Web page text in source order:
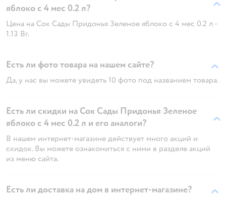
яблоко с 4 мес 0.2 л?
Цена на Сок Сады Придонья Зеленое яблоко с 4 мес 0.2 л -
1.13 Br.
Есть ли фото товара на нашем сайте?
Да, у нас вы можете увидеть 10 фото под названием товара.
Есть ли скидки на Сок Сады Придонья Зеленое
яблоко с 4 мес 0.2 л и его аналоги?
В нашем интернет-магазине действует много акций и
скидок. Вы можете ознакомиться с ними в разделе акций
из меню сайта.
Есть ли доставка на дом в интернет-магазине?